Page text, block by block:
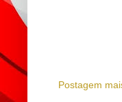
Postagem